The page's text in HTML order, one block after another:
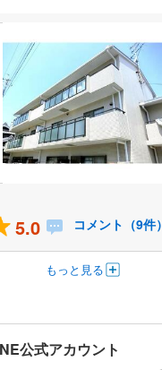
5.0 コメント（9件）
もっと見る
公式アカウント